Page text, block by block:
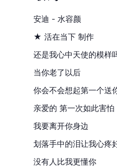
安迪 - 水容颜
★ 活在当下 制作
还是我心中天使的模样
当你老了以后
你会不会想起第一个送
亲爱的 第一次如此害怕
我要离开你身边
划落手中的泪让我心疼
没有人比我更懂你